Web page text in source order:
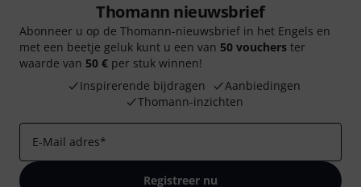
Thomann nieuwsbrief
Abonneer u op de Thomann-nieuwsbrief in het Engels en
met een beetje geluk kunt u een van 50 vouchers ter
waarde van 50 € per stuk winnen!
Inspirerende bijdragen
Aanbiedingen
Thomann-inzichten
E-Mail adres*
Registreer nu